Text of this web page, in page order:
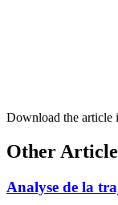
Download the article
Other
Analyse de la